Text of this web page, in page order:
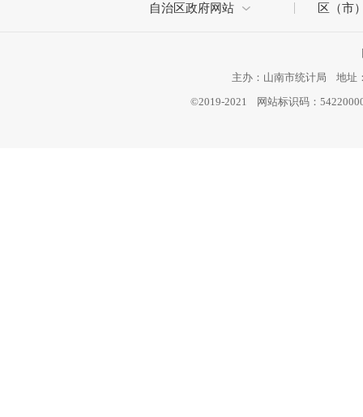
自治区政府网站 区（市
主办：山南市统计局 地址
©2019-2021 网站标识码：